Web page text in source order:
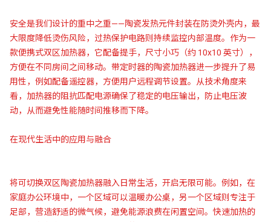
安全是我们设计的重中之重——陶瓷发热元件封装在防烫外壳内，最
大限度降低烫伤风险，过热保护电路则持续监控内部温度。作为一
款便携式双区加热器，它配备提手，尺寸小巧（约 10x10 英寸），
方便在不同房间之间移动。带定时器的陶瓷加热器进一步提升了易
用性，例如配备遥控器，方便用户远程调节设置。从技术角度来
看，加热器的阻抗匹配电源确保了稳定的电压输出，防止电压波
动，从而避免性能随时间推移而下降。
在现代生活中的应用与融合
将可切换双区陶瓷加热器融入日常生活，开启无限可能。例如，在
家庭办公环境中，一个区域可以温暖办公桌，另一个区域则专注于
足部，营造舒适的微气候，避免能源浪费在闲置空间。快速加热的